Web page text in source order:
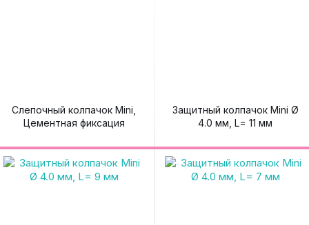
Слепочный колпачок Mini,
Цементная фиксация
Защитный колпачок Mini Ø
4.0 мм, L= 11 мм